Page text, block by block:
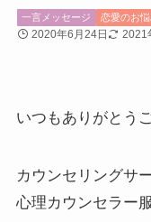
一言メッセージ 恋愛のお
2020年6月24日 2021
いつもありがとう
カウンセリングサ
心理カウンセラー